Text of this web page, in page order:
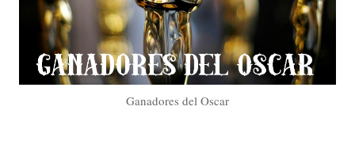
Ganadores del Oscar